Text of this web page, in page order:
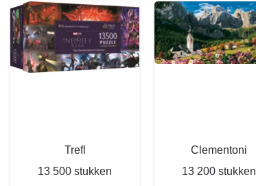
Trefl
13 500 stukken
Clementoni
13 200 stukken